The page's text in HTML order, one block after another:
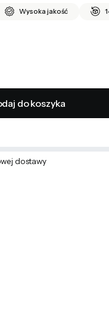
Wysoka jakość
do koszyka
dostawy